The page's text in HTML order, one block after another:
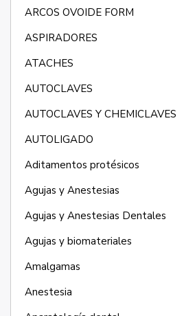
ARCOS OVOIDE FORM
ASPIRADORES
ATACHES
AUTOCLAVES
AUTOCLAVES Y CHEMICLAVES
AUTOLIGADO
Aditamentos protésicos
Agujas y Anestesias
Agujas y Anestesias Dentales
Agujas y biomateriales
Amalgamas
Anestesia